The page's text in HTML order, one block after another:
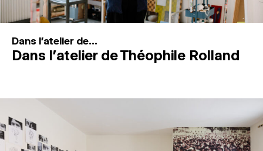
Dans l'atelier de...
Dans l’atelier de Théophile Rolland